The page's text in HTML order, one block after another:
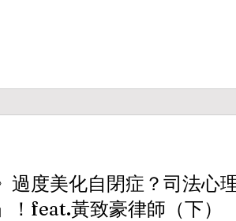
過度美化自閉症？司法心
！feat.黃致豪律師（下）